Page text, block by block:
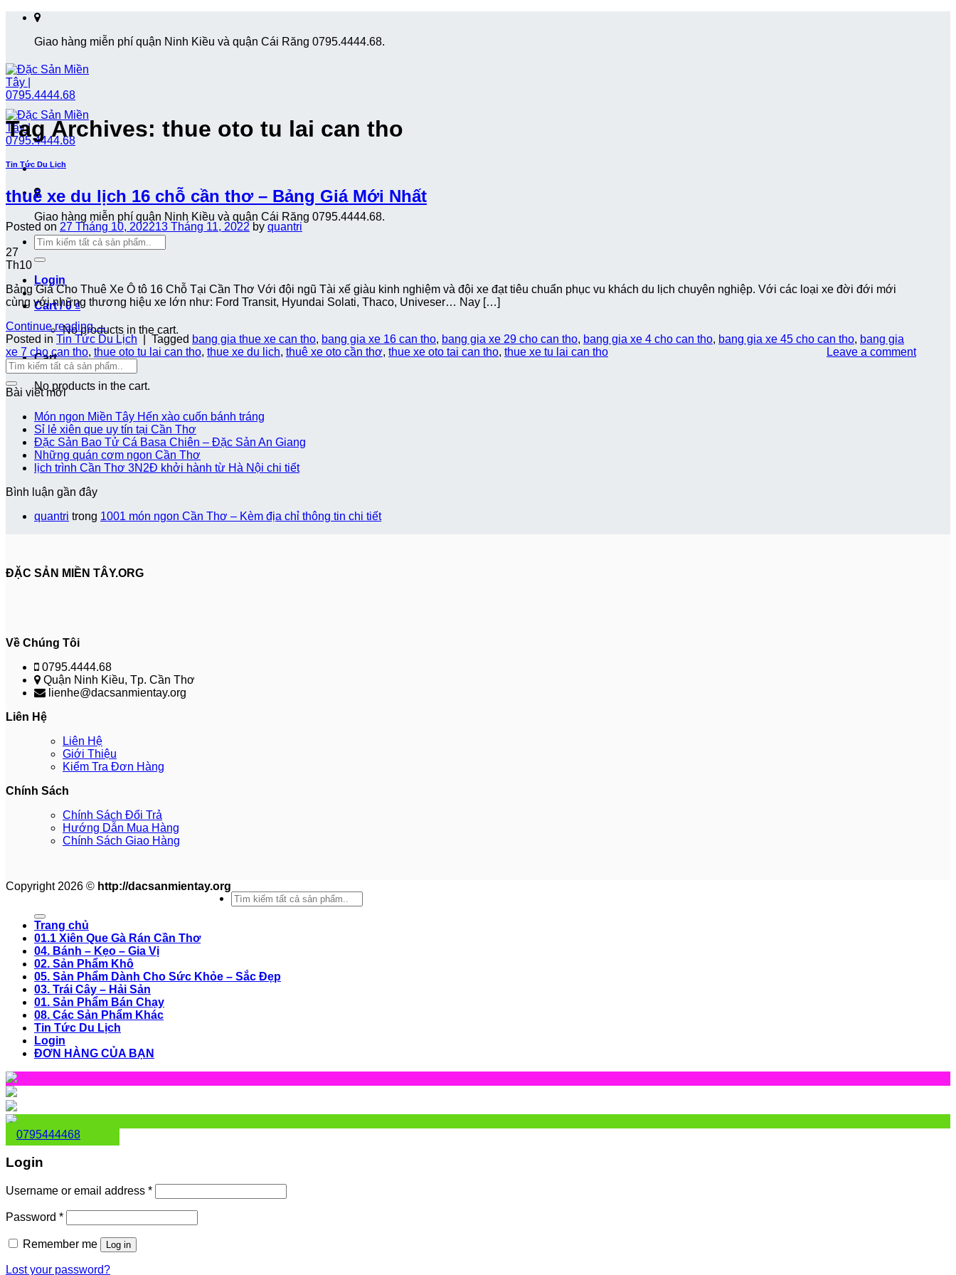
Skip
contentGiao hàng miễn phí quận Ninh Kiều và quận Cái Răng 0795.4444.68.
Giao hàng miễn phí quận Ninh Kiều và quận Cái Răng 0795.4444.68.
Search
for:
Login
Cart /0₫
No products in the cart.
Cart
No products in the cart.
Tag Archives: thue oto tu lai can tho
Tin Tức Du Lịch
thuê xe du lịch 16 chỗ cần thơ – Bảng Giá Mới Nhất
Posted on 27 Tháng 10, 202213 Tháng 11, 2022 by quantri
27
Th10
Bảng Giá Cho Thuê Xe Ô tô 16 Chỗ Tại Cần Thơ Với đội ngũ Tài xế giàu kinh nghiệm và đội xe đạt tiêu chuẩn phục vu khách du lịch chuyên nghiệp. Với các loại xe đời đới mới
cùng với những thương hiệu xe lớn như: Ford Transit, Hyundai Solati, Thaco, Univeser… Nay […]
Continue reading→
Posted in Tin Tức Du Lịch Tagged bang gia thue xe can tho, bang gia xe 16 can tho, bang gia xe 29 cho can tho, bang gia xe 4 cho can tho, bang gia xe 45 cho can tho, bang gia
xe 7 cho can tho, thue oto tu lai can tho, thue xe du lich, thuê xe oto cần thơ, thue xe oto tai can tho, thue xe tu lai can tho Leave a comment
Bài viết mới
Món ngon Miền Tây Hến xào cuốn bánh tráng
Sỉ lẻ xiên que uy tín tại Cần Thơ
Đặc Sản Bao Tử Cá Basa Chiên – Đặc Sản An Giang
Những quán cơm ngon Cần Thơ
lịch trình Cần Thơ 3N2Đ khởi hành từ Hà Nội chi tiết
Bình luận gần đây
quantri trong 1001 món ngon Cần Thơ – Kèm địa chỉ thông tin chi tiết
ĐẶC SẢN MIỀN TÂY.ORG
Về Chúng Tôi
0795.4444.68
Quận Ninh Kiều, Tp. Cần Thơ
lienhe@dacsanmientay.org
Liên Hệ
Liên Hệ
Giới Thiệu
Kiểm Tra Đơn Hàng
Chính Sách
Chính Sách Đổi Trả
Hướng Dẫn Mua Hàng
Chính Sách Giao Hàng
Copyright 2026 © http://dacsanmientay.org
Search
for:
Trang chủ
01.1 Xiên Que Gà Rán Cần Thơ
04. Bánh – Kẹo – Gia Vị
02. Sản Phẩm Khô
05. Sản Phẩm Dành Cho Sức Khỏe – Sắc Đẹp
03. Trái Cây – Hải Sản
01. Sản Phẩm Bán Chạy
08. Các Sản Phẩm Khác
Tin Tức Du Lịch
Login
ĐƠN HÀNG CỦA BẠN
0795444468
Login
Username or email address *
Password *
Remember me Log in
Lost your password?